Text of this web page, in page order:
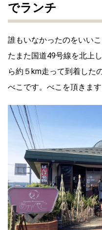
でランチ
誰もいなかったのをいい
たまた国道49号線を北上
ら約５km走って到着した
べこです。べこを頂きます